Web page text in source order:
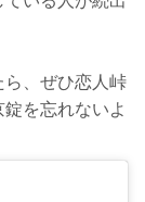
、ぜひ恋人峠
を忘れないよ